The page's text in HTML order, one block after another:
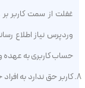
غفلت از سمت کاربر
وردپرس نیاز اطلاع
حساب کاربری به عهده
کاربر حق ندارد به